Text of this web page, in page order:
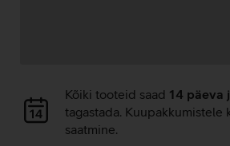
Andmete
laadimine
Kõiki tooteid saad 14 päeva
tagastada. Kuupakkumistele
saatmine.